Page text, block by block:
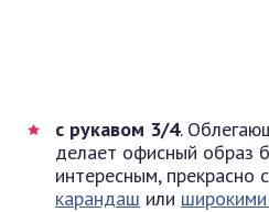
с рукавом 3/4.
делает офисный образ
интересным, прекрасно
карандаш или